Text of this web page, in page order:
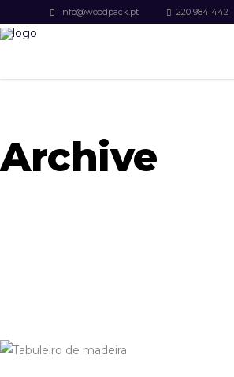
info@woodpack.pt 220 984 442
Archive